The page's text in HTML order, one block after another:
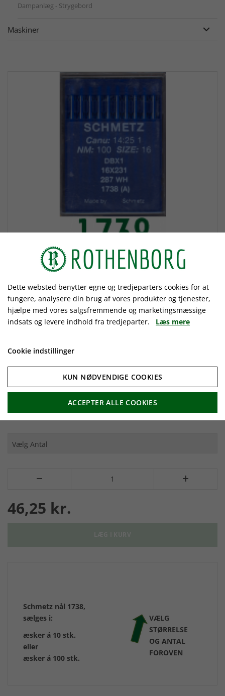
Dampanlæg - Strygebord
Maskiner 
1738
Anvendelse: let vævet stof, tynde beklædte materialer, materialer
 
46,25 kr.
Schmetz nål 1738,
sælges i:
æsker á 10 stk.
eller
æsker á 100 stk.
VÆLG
STØRRELSE
OG ANTAL
FOROVEN
Dette websted benytter egne og tredjeparters cookies for at
fungere, analysere din brug af vores produkter og tjenester,
hjælpe med vores salgsfremmende og marketingsmæssige
indsats og levere indhold fra tredjeparter. Læs mere
Cookie indstillinger
KUN NØDVENDIGE COOKIES
ACCEPTER ALLE COOKIES